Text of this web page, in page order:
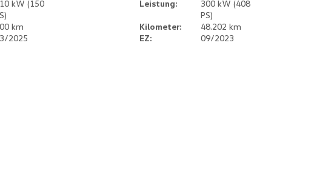
kW (150
km
2025
Leistung:
300 kW (408
PS)
Kilometer:
48.202 km
EZ:
09/2023